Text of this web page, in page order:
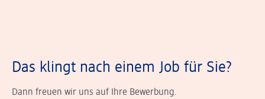
Das klingt nach einem Job für Sie?
Dann freuen wir uns auf Ihre Bewerbung.